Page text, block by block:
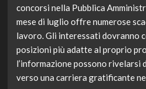
concorsi nella Pubblica
mese di luglio offre numerose
lavoro. Gli interessati dovranno
posizioni più adatte al proprio
l’informazione possono rivelarsi
verso una carriera gratificante